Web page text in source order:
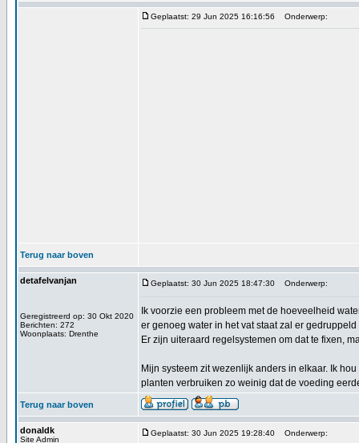
Geplaatst: 29 Jun 2025 16:16:56 Onderwerp:
Terug naar boven
detafelvanjan
Geregistreerd op: 30 Okt 2020
Berichten: 272
Woonplaats: Drenthe
Geplaatst: 30 Jun 2025 18:47:30 Onderwerp:
Ik voorzie een probleem met de hoeveelheid
er genoeg water in het vat staat zal er
Er zijn uiteraard regelsystemen om dat te fixen,
Mijn systeem zit wezenlijk anders in elkaar. Ik
planten verbruiken zo weinig dat de voeding
Terug naar boven
donaldk
Site Admin
Geplaatst: 30 Jun 2025 19:28:40 Onderwerp: